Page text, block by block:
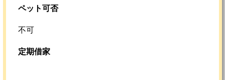
ペット可否
不可
定期借家